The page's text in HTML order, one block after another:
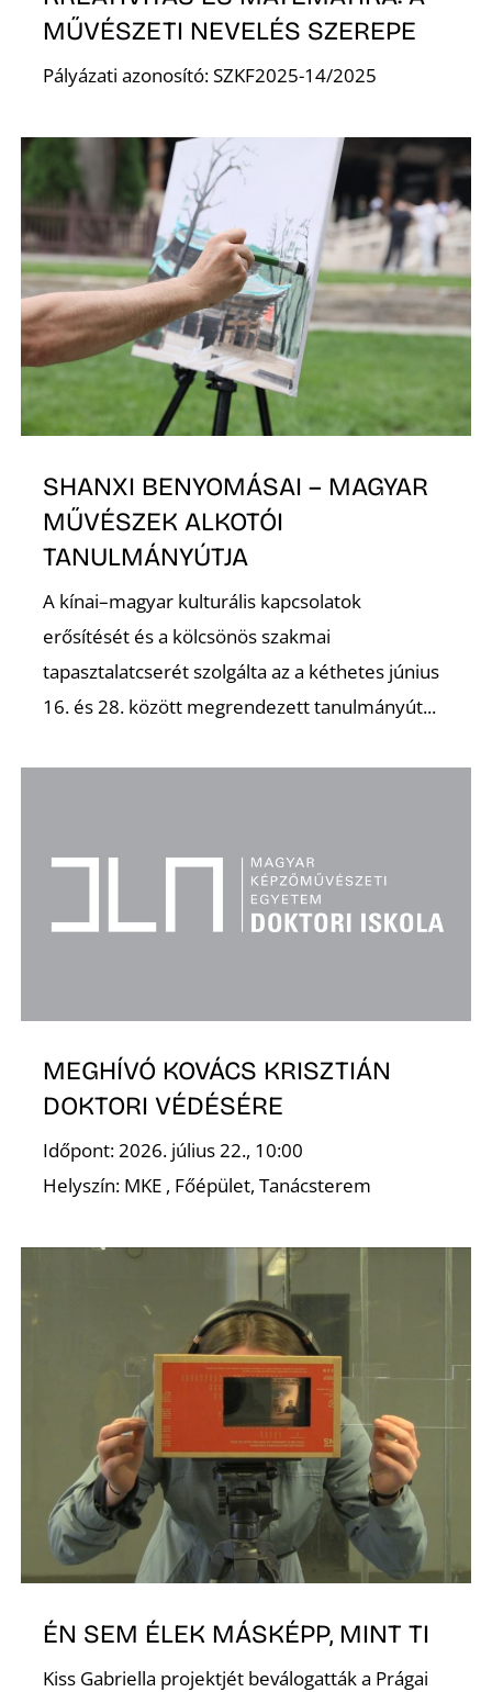
MŰVÉSZETI NEVELÉS SZEREPE
Pályázati azonosító: SZKF2025-14/2025
SHANXI BENYOMÁSAI – MAGYAR
MŰVÉSZEK ALKOTÓI
TANULMÁNYÚTJA
A kínai–magyar kulturális kapcsolatok
erősítését és a kölcsönös szakmai
tapasztalatcserét szolgálta az a kéthetes június
16. és 28. között megrendezett tanulmányút...
MEGHÍVÓ KOVÁCS KRISZTIÁN
DOKTORI VÉDÉSÉRE
Időpont: 2026. július 22., 10:00
Helyszín: MKE , Főépület, Tanácsterem
ÉN SEM ÉLEK MÁSKÉPP, MINT TI
Kiss Gabriella projektjét beválogatták a Prágai